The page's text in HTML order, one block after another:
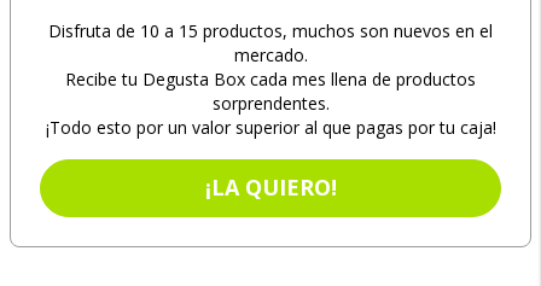
Disfruta de 10 a 15 productos, muchos son nuevos en el
mercado.
Recibe tu Degusta Box cada mes llena de productos
sorprendentes.
¡Todo esto por un valor superior al que pagas por tu caja!
¡LA QUIERO!